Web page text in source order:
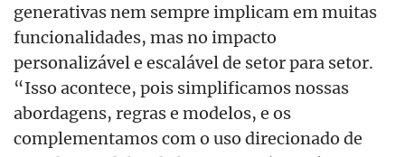
generativas nem sempre implicam em muitas
funcionalidades, mas no impacto
personalizável e escalável de setor para setor.
“Isso acontece, pois simplificamos nossas
abordagens, regras e modelos, e os
complementamos com o uso direcionado de